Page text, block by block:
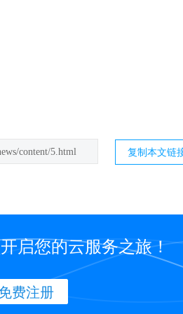
content/5.html 复制本文链
启您的云服务之旅！
费注册